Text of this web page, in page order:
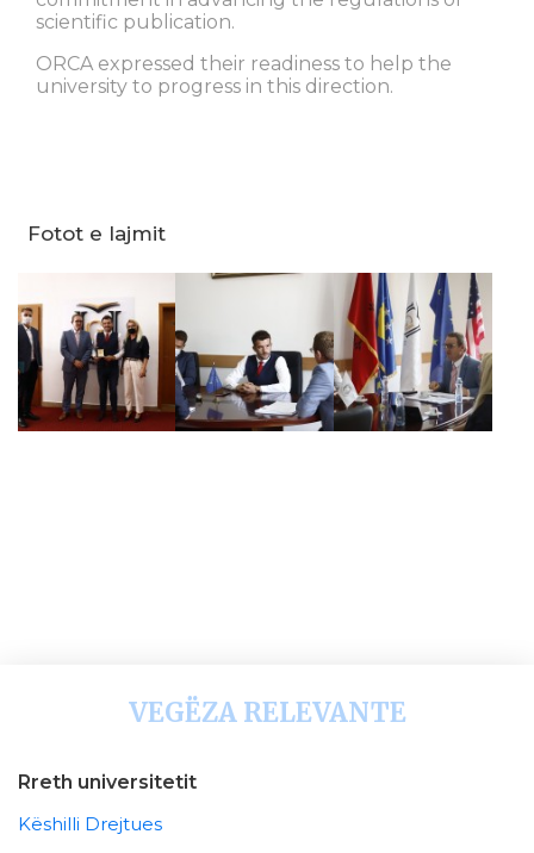
scientific publication.
ORCA expressed their readiness to help the
university to progress in this direction.
Fotot e lajmit
VEGËZA RELEVANTE
Rreth universitetit
Këshilli Drejtues